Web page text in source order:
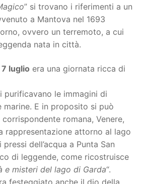
” si trovano i riferimenti a un
a Mantova nel 1693
ovvero un terremoto, a cui
nata in città.
7 luglio era una giornata ricca di
purificavano le immagini di
marine. E in proposito si può
romana, Venere,
rappresentazione attorno al lago
dell’acqua a Punta San
di leggende, come ricostruisce
e misteri del lago di Garda“.
festeggiato anche il dio della